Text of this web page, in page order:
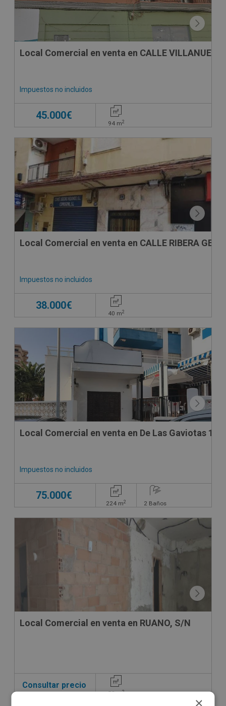
Local Comercial en venta en CALLE VILLANUEVA
Impuestos no incluidos
45.000€
94 m2
CESIÓN DE REMATE
Local Comercial en venta en CALLE RIBERA
Impuestos no incluidos
38.000€
40 m2
Local Comercial en venta en De Las Gaviotas 18
Impuestos no incluidos
75.000€
224 m2 2 Baños
CONDICIONES ESPECIALES
Local Comercial en venta en RUANO, S/N
Consultar precio
58m2
×